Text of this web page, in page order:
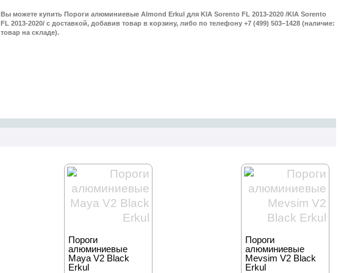
Вы можете купить Пороги алюминиевые Almond Erkul для KIA Sorento FL 2013-2020 /KIA Sorento
FL 2013-2020/ с доставкой, добавив товар в корзину, либо по телефону +7 (499) 503–1428 (наличие:
товар на складе).
Пороги
алюминиевые
Maya V2 Black
Erkul
Пороги
алюминиевые
Mevsim V2 Black
Erkul